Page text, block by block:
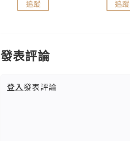
追蹤 追蹤
發表評論
登入發表評論